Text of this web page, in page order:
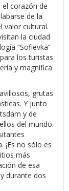
el corazón de
de la
valor cultural.
la ciudad
“Sofievka”
los turistas
y magnifica
grutas
Y junto
y de
del mundo.
¡Es no sólo es
más
de esa
durante dos